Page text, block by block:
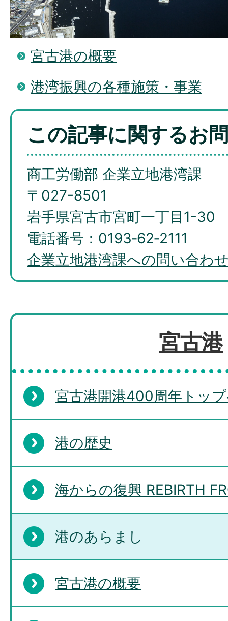
宮古港の概要
港湾振興の各種施策・事業
この記事に関するお
商工労働部 企業立地港湾課
〒027-8501
岩手県宮古市宮町一丁目1-30
電話番号：0193‐62‐2111
企業立地港湾課への問い合わ
宮古港
宮古港開港400周年トッ
港の歴史
海からの復興 REBIRTH
港のあらまし
宮古港の概要